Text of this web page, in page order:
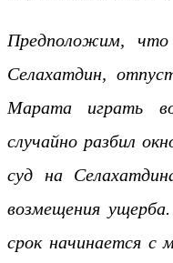
Предположим, что
Селахатдин,
Марата играть
случайно разбил
суд на
возмещения
срок начинается с